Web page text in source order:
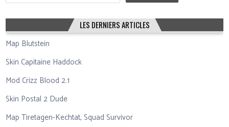
LES DERNIERS ARTICLES
Map Blutstein
Skin Capitaine Haddock
Mod Crizz Blood 2.1
Skin Postal 2 Dude
Map Tiretagen-Kechtat, Squad Survivor